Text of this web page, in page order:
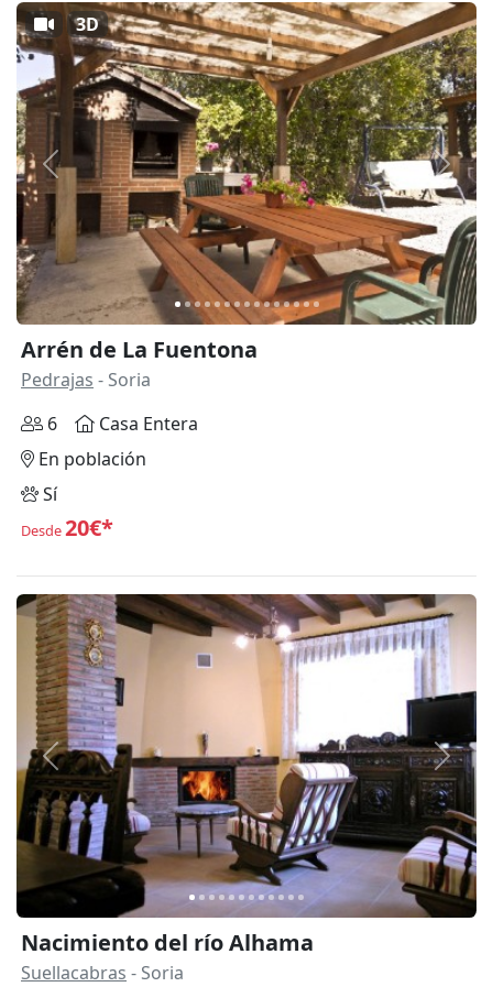
Anterior
3D
Arrén de La Fuentona
Pedrajas - Soria
6
Casa Entera
En población
Sí
Desde20€*
Anterior
Nacimiento del río Alhama
Suellacabras - Soria